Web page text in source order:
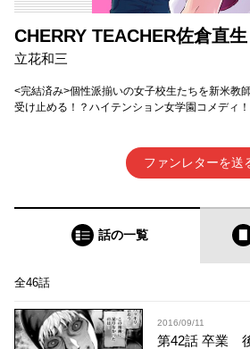
CHERRY TEACHER佐倉直生
立花和三
<完結済み>個性派揃いの女子校生たちを新米教
受け止める！？ハイテンション女学園コメディ
ファンレターを送
話の一覧
全46話
2016/09/11
第42話 卒業